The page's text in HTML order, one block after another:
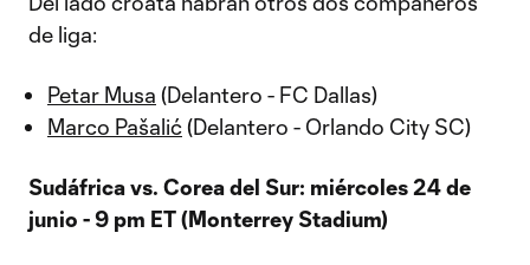
de liga:
Petar Musa (Delantero - FC Dallas)
Marco Pašalić(Delantero - Orlando City SC)
Sudáfrica vs. Corea del Sur: miércoles 24 de
junio - 9 pm ET (Monterrey Stadium)